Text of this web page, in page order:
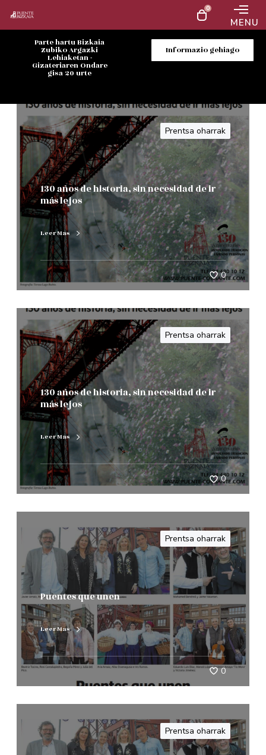
0
MENU
Parte hartu Bizkaia
Zubiko Argazki
Lehiaketan -
Gizateriaren Ondare
gisa 20 urte
Informazio gehiago
Prentsa oharrak
130 años de historia, sin necesidad de ir
más lejos
Leer Mas
0
Prentsa oharrak
130 años de historia, sin necesidad de ir
más lejos
Leer Mas
0
Prentsa oharrak
Puentes que unen
Leer Mas
0
Prentsa oharrak